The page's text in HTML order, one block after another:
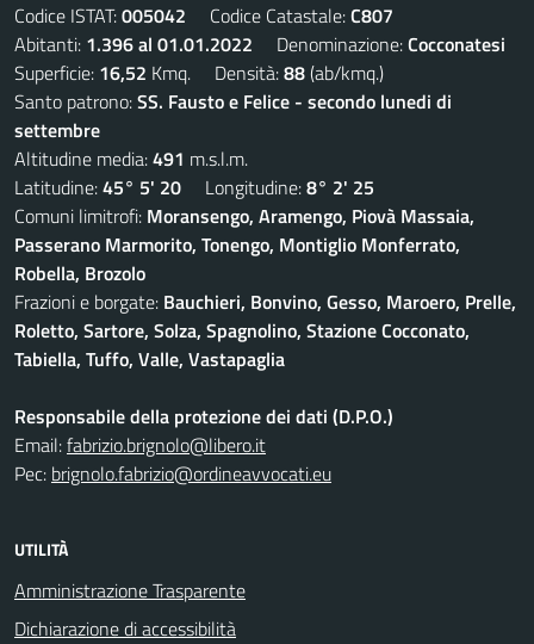
Codice ISTAT:005042 Codice Catastale:C807
Abitanti: 1.396 al 01.01.2022 Denominazione:Cocconatesi
Superficie: 16,52 Kmq. Densità:88(ab/kmq.)
Santo patrono:SS. Fausto e Felice - secondo lunedi di
settembre
Altitudine media:491 m.s.l.m.
Latitudine:45° 5' 20 Longitudine:8° 2' 25
Comuni limitrofi: Moransengo, Aramengo, Piovà Massaia,
Passerano Marmorito, Tonengo, Montiglio Monferrato,
Robella, Brozolo
Frazioni e borgate: Bauchieri, Bonvino, Gesso, Maroero, Prelle,
Roletto, Sartore, Solza, Spagnolino, Stazione Cocconato,
Tabiella, Tuffo, Valle, Vastapaglia
Responsabile della protezione dei dati (D.P.O.)
Email:fabrizio.brignolo@libero.it
Pec: brignolo.fabrizio@ordineavvocati.eu
UTILITÀ
Amministrazione Trasparente
Dichiarazione di accessibilità